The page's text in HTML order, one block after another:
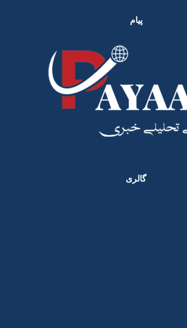
پیام
گالری